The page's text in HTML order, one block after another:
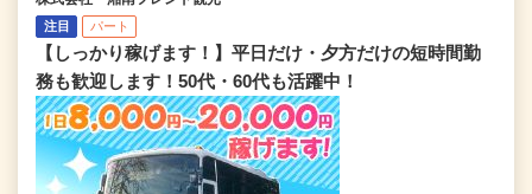
注目 パート
【しっかり稼げます！】平日だけ・夕方だけの短時間勤
務も歓迎します！50代・60代も活躍中！